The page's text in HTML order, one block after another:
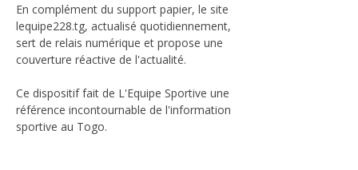
En complément du support papier, le site
lequipe228.tg, actualisé quotidiennement,
sert de relais numérique et propose une
couverture réactive de l'actualité.
Ce dispositif fait de L'Equipe Sportive une
référence incontournable de l'information
sportive au Togo.